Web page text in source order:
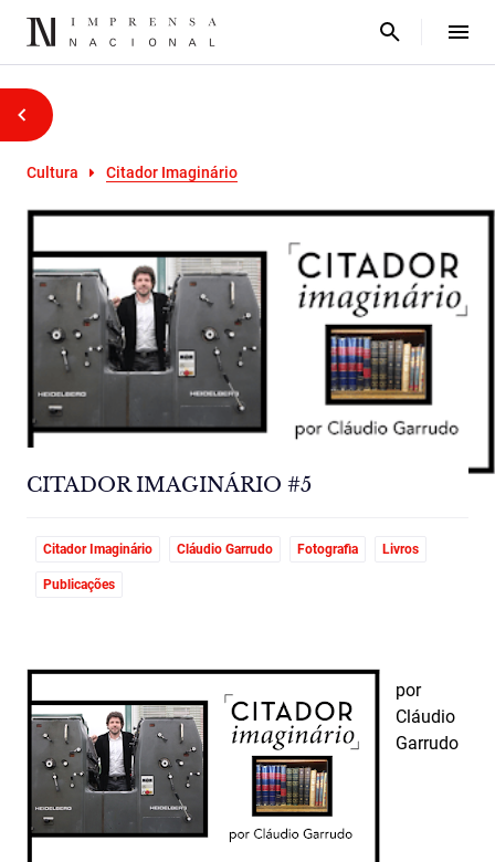
Cultura Citador Imaginário
CITADOR IMAGINÁRIO #5
Citador Imaginário Cláudio Garrudo Fotografia Livros
Publicações
por
Cláudio
Garrudo